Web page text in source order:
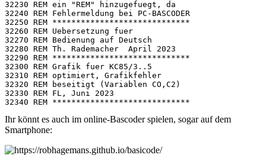
Ihr könnt es auch im online-Bascoder spielen, sogar auf dem
Smartphone: